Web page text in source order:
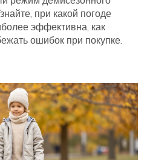
при какой погоде
эффективна, как
ошибок при покупке.